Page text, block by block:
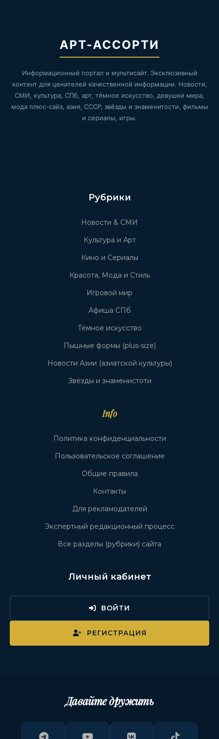
АРТ-АССОРТИ
Информационный портал и мультисайт. Эксклюзивный
контент для ценителей качественной информации. Новости,
СМИ, культура, СПб, арт, тёмное искусство, девушки мира,
мода плюс-сайз, азия, СССР, звёзды и знаменитости, фильмы
и сериалы, игры.
Рубрики
Новости & СМИ
Культура и Арт
Кино и Сериалы
Красота, Мода и Стиль
Игровой мир
Афиша СПб
Тёмное искусство
Пышные формы (plus-size)
Новости Азии (азиатской культуры)
Звёзды и знаменистоти
Info
Политика конфиденциальности
Пользовательское соглашение
Общие правила
Контакты
Для рекламодателей
Экспертный редакционный процесс
Все разделы (рубрики) сайта
Личный кабинет
ВОЙТИ
РЕГИСТРАЦИЯ
Давайте дружить